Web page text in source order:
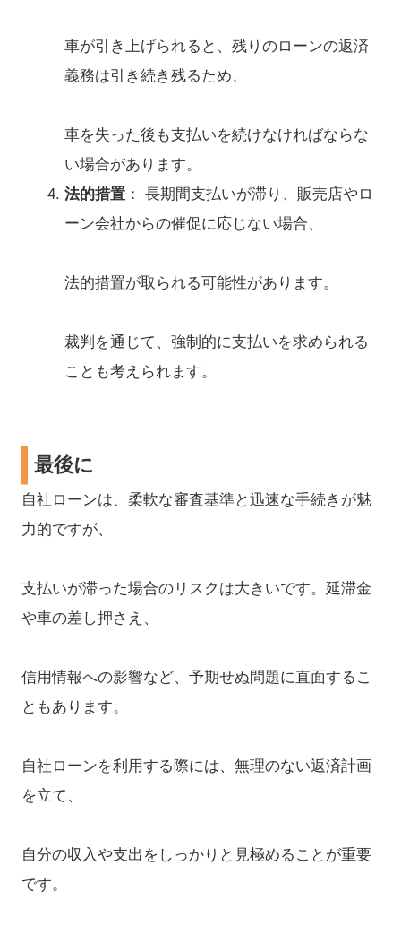
車が引き上げられると、残りのローンの返済
義務は引き続き残るため、
車を失った後も支払いを続けなければならな
い場合があります。
法的措置： 長期間支払いが滞り、販売店やロ
ーン会社からの催促に応じない場合、
法的措置が取られる可能性があります。
裁判を通じて、強制的に支払いを求められる
ことも考えられます。
最後に
自社ローンは、柔軟な審査基準と迅速な手続きが魅
力的ですが、
支払いが滞った場合のリスクは大きいです。延滞金
や車の差し押さえ、
信用情報への影響など、予期せぬ問題に直面するこ
ともあります。
自社ローンを利用する際には、無理のない返済計画
を立て、
自分の収入や支出をしっかりと見極めることが重要
です。